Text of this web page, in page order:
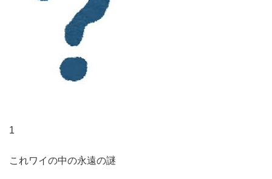
1
これワイの中の永遠の謎